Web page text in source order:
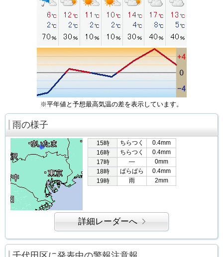
※平年値と予想最高気温の差を表示しています。
雨の様子
15時 ちらつく
0.4mm
16時
ちらつく
0.4mm
17時
―
0mm
18時
ぱらぱら
0.4mm
19時
雨 2mm
詳細レーダーへ